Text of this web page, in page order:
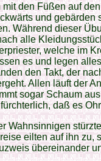
den Füßen auf
und gebärden
Während dieser
alle
welche im
es und legen
den Takt, der
Allen läuft der
sogar Schaum
daß es
Wahnsinnigen
eilten auf ihn zu,
übereinander